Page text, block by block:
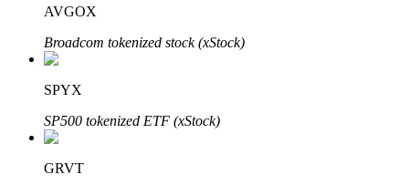
學習理財
AVGOX
Broadcom tokenized stock (xStock)
SPYX
SP500 tokenized ETF (xStock)
GRVT